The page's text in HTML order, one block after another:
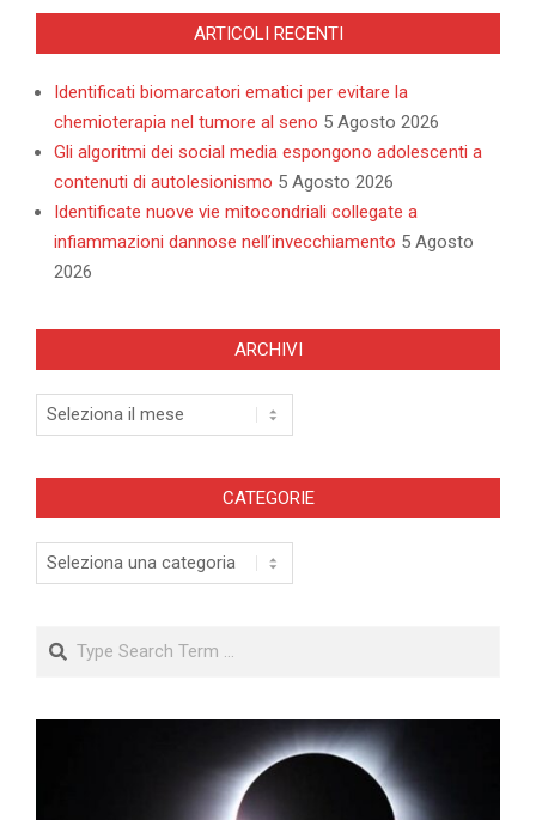
ARTICOLI RECENTI
Identificati biomarcatori ematici per evitare la
chemioterapia nel tumore al seno 5 Agosto 2026
Gli algoritmi dei social media espongono adolescenti a
contenuti di autolesionismo 5 Agosto 2026
Identificate nuove vie mitocondriali collegate a
infiammazioni dannose nell’invecchiamento 5 Agosto
2026
ARCHIVI
Archivi
CATEGORIE
Categorie
Search